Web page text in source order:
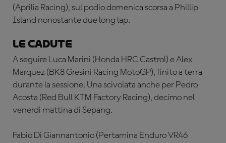
(Aprilia Racing), sul podio domenica scorsa a Phillip
Island nonostante due long lap.
Le cadute
Aseguire Luca Marini (Honda HRC Castrol) e Alex
Marquez (BK8 Gresini Racing MotoGP), finito a terra
durante la sessione. Una scivolata anche per Pedro
Acosta (Red Bull KTM Factory Racing), decimo nel
venerdì mattina di Sepang.
Fabio Di Giannantonio (Pertamina Enduro VR46